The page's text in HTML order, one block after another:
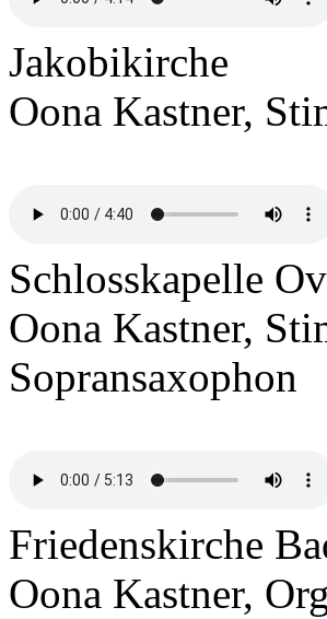
Jakobikirche
Oona Kastner,
Schlosskapelle
Oona Kastner,
Sopransaxophon
Friedenskirche
Oona Kastner,